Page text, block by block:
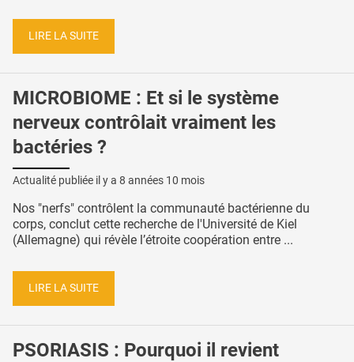
LIRE LA SUITE
MICROBIOME : Et si le système
nerveux contrôlait vraiment les
bactéries ?
Actualité publiée il y a 8 années 10 mois
Nos "nerfs" contrôlent la communauté bactérienne du
corps, conclut cette recherche de l'Université de Kiel
(Allemagne) qui révèle l’étroite coopération entre ...
LIRE LA SUITE
PSORIASIS : Pourquoi il revient